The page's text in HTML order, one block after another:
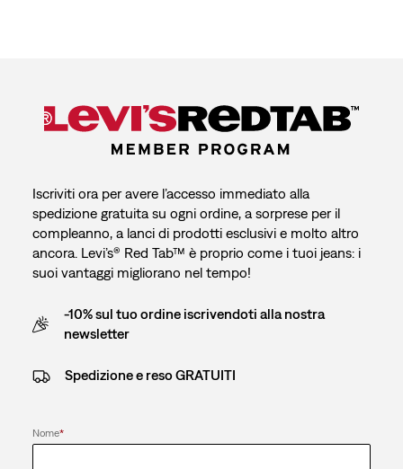
Iscriviti ora per avere l’accesso immediato alla
spedizione gratuita su ogni ordine, a sorprese per il
compleanno, a lanci di prodotti esclusivi e molto altro
ancora. Levi’s® Red Tab™ è proprio come i tuoi jeans: i
suoi vantaggi migliorano nel tempo!
-10% sul tuo ordine iscrivendoti alla nostra
newsletter
Spedizione e reso GRATUITI
Nome*